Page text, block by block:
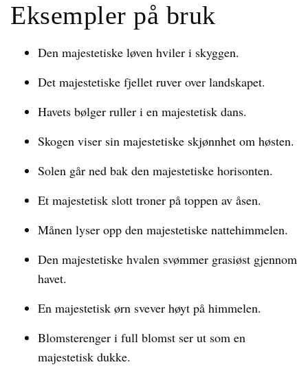
Eksempler på bruk
Den majestetiske løven hviler i skyggen.
Det majestetiske fjellet ruver over landskapet.
Havets bølger ruller i en majestetisk dans.
Skogen viser sin majestetiske skjønnhet om høsten.
Solen går ned bak den majestetiske horisonten.
Et majestetisk slott troner på toppen av åsen.
Månen lyser opp den majestetiske nattehimmelen.
Den majestetiske hvalen svømmer grasiøst gjennom
havet.
En majestetisk ørn svever høyt på himmelen.
Blomsterenger i full blomst ser ut som en
majestetisk dukke.